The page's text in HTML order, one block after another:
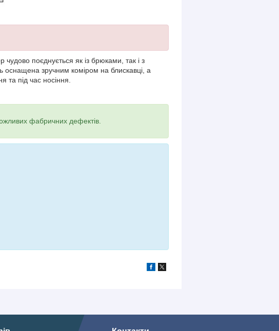
поєднується як із брюками, так і з
оснащена зручним коміром на блискавці, а
та під час носіння.
фабричних дефектів.